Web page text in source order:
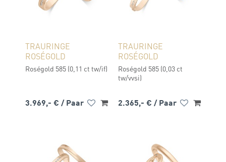
TRAURINGE
ROSÉGOLD
Roségold 585 (0,11 ct tw/if)
3.969,- € / Paar
TRAURINGE
ROSÉGOLD
Roségold 585 (0,03 ct
tw/vvsi)
2.365,- € / Paar